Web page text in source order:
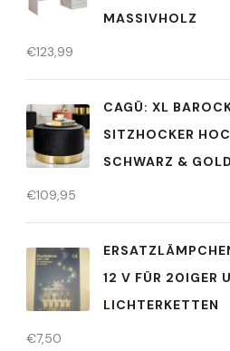
MASSIVHOLZ
€123,99
CAGÜ: XL
SITZHOCKER
SCHWARZ &
€109,95
12 V FÜR 20IGER
LICHTERKETTEN
€7,50